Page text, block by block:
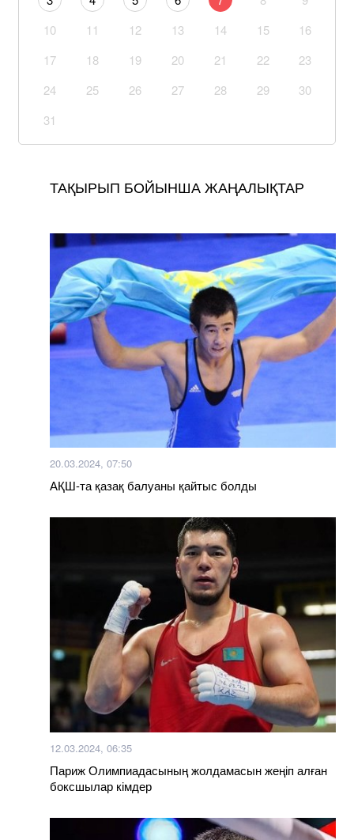
10
11 12 13 14 15
16
17
18 19 20 21 22
23
24
25 26 27 28 29
30
31
ТАҚЫРЫП БОЙЫНША ЖАҢАЛЫҚТАР
20.03.2024, 07:50
АҚШ-та қазақ балуаны қайтыс болды
12.03.2024, 06:35
Париж Олимпиадасының жолдамасын жеңіп алған
боксшылар кімдер